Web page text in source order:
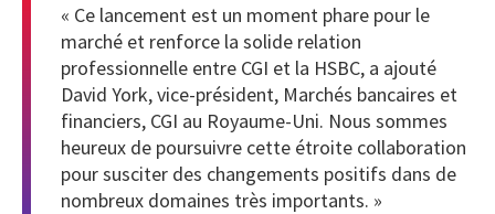
« Ce lancement est un moment phare pour le
marché et renforce la solide relation
professionnelle entre CGI et la HSBC, a ajouté
David York, vice-président, Marchés bancaires et
financiers, CGI au Royaume-Uni. Nous sommes
heureux de poursuivre cette étroite collaboration
pour susciter des changements positifs dans de
nombreux domaines très importants. »